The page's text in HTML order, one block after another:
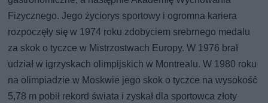
Fizycznego. Jego życiorys sportowy i ogromna kariera
rozpoczęły się w 1974 roku zdobyciem srebrnego medalu
za skok o tyczce w Mistrzostwach Europy. W 1976 brał
udział w igrzyskach olimpijskich w Montrealu. W 1980 roku
na olimpiadzie w Moskwie jego skok o tyczce na wysokość
5,78 m pobił rekord świata i zyskał dla sportowca złoty